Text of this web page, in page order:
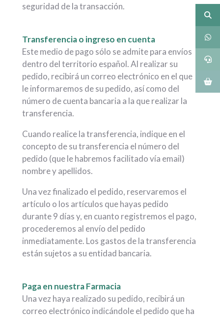
seguridad de la transacción.
Transferencia o ingreso en cuenta
Este medio de pago sólo se admite para envíos
dentro del territorio español. Al realizar su
pedido, recibirá un correo electrónico en el que
le informaremos de su pedido, así como del
número de cuenta bancaria a la que realizar la
transferencia.
Cuando realice la transferencia, indique en el
concepto de su transferencia el número del
pedido (que le habremos facilitado vía email)
nombre y apellidos.
Una vez finalizado el pedido, reservaremos el
artículo o los artículos que hayas pedido
durante 9 días y, en cuanto registremos el pago,
procederemos al envío del pedido
inmediatamente. Los gastos de la transferencia
están sujetos a su entidad bancaria.
Paga en nuestra Farmacia
Una vez haya realizado su pedido, recibirá un
correo electrónico indicándole el pedido que ha